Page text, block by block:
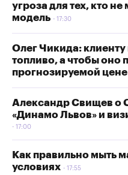
угроза для тех, кто
модель
17:30
Олег Чикида:
топливо, а чтобы оно
прогнозируемой цене
Александр Свищев о
«Динамо Львов» и
17:00
Как правильно мыть
условиях
17:55